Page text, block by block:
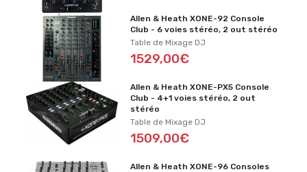
Allen & Heath XONE-92 Console
Club - 6 voies stéréo, 2 out stéréo
Table de Mixage DJ
1529,00€
Allen & Heath XONE-PX5 Console
Club - 4+1 voies stéréo, 2 out
stéréo
Table de Mixage DJ
1509,00€
Allen & Heath XONE-96 Consoles